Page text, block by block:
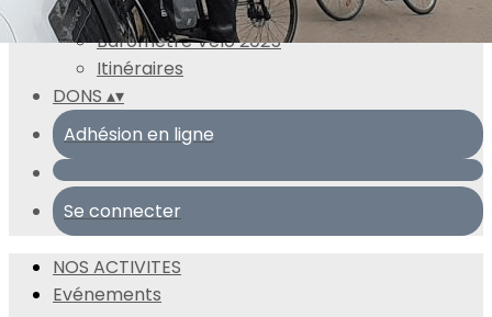
Documentation
Baromètre Vélo 2025
Itinéraires
DONS ▴▾
Adhésion en ligne
Se connecter
NOS ACTIVITES
Evénements